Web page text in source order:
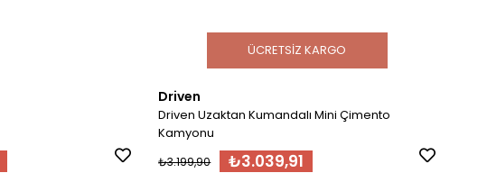
Driven
Driven Uzaktan Kumandalı Mini Çimento
Kamyonu
₺3.039,91
₺3.199,90
ÜCRETSIZ KARGO